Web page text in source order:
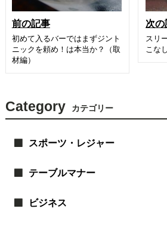
前の記事
初めて入るバーではまずジント
ニックを頼め！は本当か？（取
材編）
次の
スリ
こな
Category カテゴリー
スポーツ・レジャー
テーブルマナー
ビジネス